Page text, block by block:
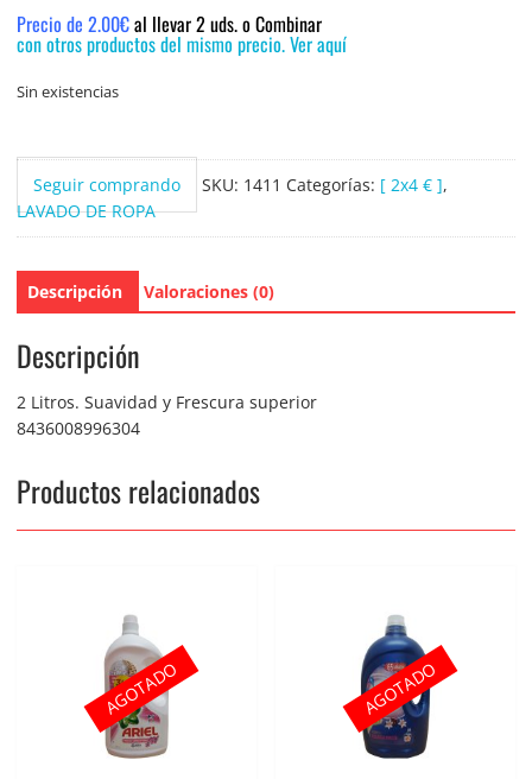
Precio de 2.00€al llevar 2 uds. o Combinar
con otros productos del mismo precio. Ver aquí
Sin existencias
Seguir comprando SKU: 1411 Categorías: [ 2x4 € ],
LAVADO DE ROPA
Descripción Valoraciones (0)
Descripción
2 Litros. Suavidad y Frescura superior
8436008996304
Productos relacionados
AGOTADO AGOTADO